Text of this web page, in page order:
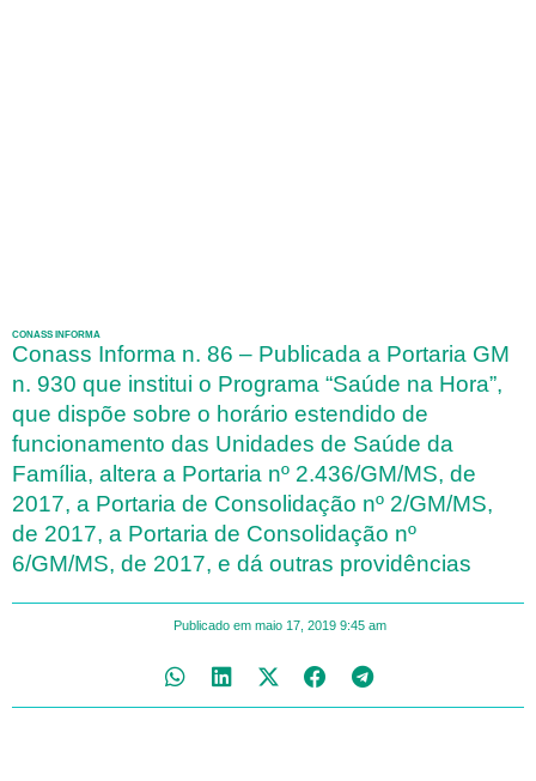
CONASS INFORMA
Conass Informa n. 86 – Publicada a Portaria GM
n. 930 que institui o Programa “Saúde na Hora”,
que dispõe sobre o horário estendido de
funcionamento das Unidades de Saúde da
Família, altera a Portaria nº 2.436/GM/MS, de
2017, a Portaria de Consolidação nº 2/GM/MS,
de 2017, a Portaria de Consolidação nº
6/GM/MS, de 2017, e dá outras providências
Publicado em maio 17, 2019 9:45 am